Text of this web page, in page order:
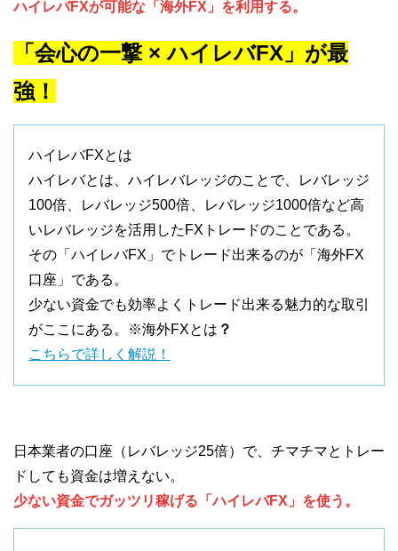
ハイレバFXが可能な「海外FX」を利用する。
「会心の一撃 × ハイレバFX」が最
強！
ハイレバFXとは
ハイレバとは、ハイレバレッジのことで、レバレッジ
100倍、レバレッジ500倍、レバレッジ1000倍など高
いレバレッジを活用したFXトレードのことである。
その「ハイレバFX」でトレード出来るのが「海外FX
口座」である。
少ない資金でも効率よくトレード出来る魅力的な取引
がここにある。※海外FXとは ？
こちらで詳しく解説！
日本業者の口座（レバレッジ25倍）で、チマチマとトレー
ドしても資金は増えない。
少ない資金でガッツリ稼げる「ハイレバFX」を使う。